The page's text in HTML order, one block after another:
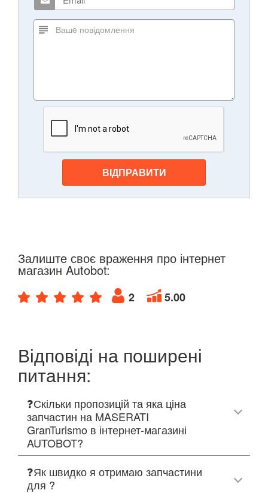
ВІДПРАВИТИ
Залиште своє враження про інтернет
магазин Autobot:
2 5.00
Відповіді на поширені
питання:
❓Скільки пропозицій та яка ціна
запчастин на MASERATI
GranTurismo в інтернет-магазині
AUTOBOT?
❓Як швидко я отримаю запчастини
для ?